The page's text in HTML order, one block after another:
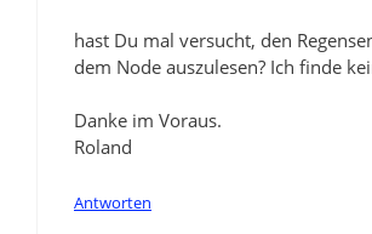
hast Du mal versucht, den
dem Node auszulesen? Ich finde
Danke im Voraus.
Roland
Antworten